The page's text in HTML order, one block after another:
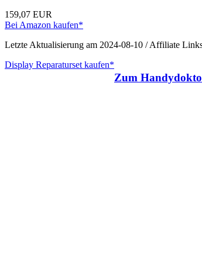
159,07 EUR
Bei Amazon kaufen*
Letzte Aktualisierung am 2024-08-10 / Affiliate
Display Reparaturset kaufen*
Zum